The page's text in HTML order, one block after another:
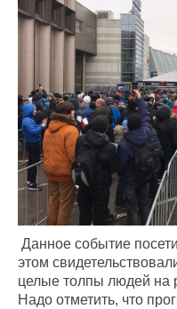
Данное событие
этом
целые толпы людей на
Надо отметить, что